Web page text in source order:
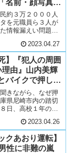
名前・顔写真の
する声
約３万２０００人
を元職員ら３人が
情報漏えい問題を
として元職員２人
していた。今回の
調査委...
2023.04.27
】『犯人の周囲
由』山内美輝
バイクで押し電
…」少年法の壁
きながら、なぜ押
県尼崎市内の踏切
日、高校１年の山
イで並走する元少
突死させられた。
た今年...
2023.04.26
クあおり運転】
性に非難の嵐